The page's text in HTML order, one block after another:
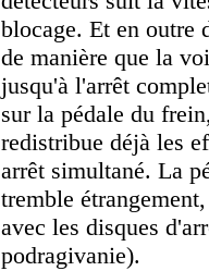
blocage. Et en outre
de manière que la
jusqu'à l'arrêt
sur la pédale du
redistribue déjà les
arrêt simultané. La
tremble
avec les disques
podragivanie).